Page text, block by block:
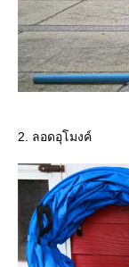
2. ลอดอุโมงค์